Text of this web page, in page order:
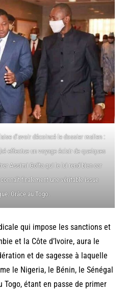
d’avoir décoincé le dossier malien :
effectue un voyage éclair de quelques
Assimi Goïta qui le lui rend bien car
finalement une véritable issue
Grâce au Togo.
qui impose les sanctions et
et la Côte d’Ivoire, aura le
et de sagesse à laquelle
le Nigeria, le Bénin, le Sénégal
Togo, étant en passe de primer